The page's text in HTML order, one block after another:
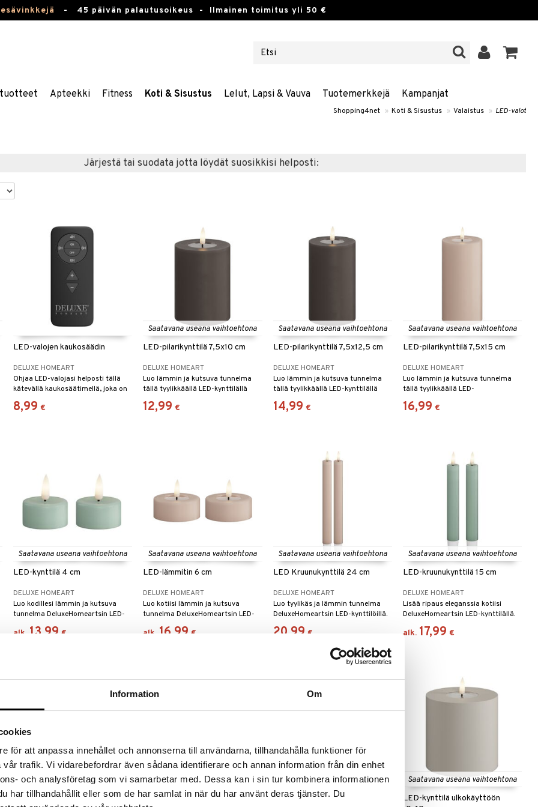
Information Om
för att anpassa innehållet och annonserna till användarna, tillhandahålla funktioner för
trafik. Vi vidarebefordrar även sådana identifierare och annan information från din enhet
och analysföretag som vi samarbetar med. Dessa kan i sin tur kombinera informationen
har tillhandahållit eller som de har samlat in när du har använt deras tjänster. Du
- 45 päivän palautusoikeus - Ilmainen toimitus yli 50 €
Apteekki Fitness Koti & Sisustus Lelut, Lapsi & Vauva Tuotemerkkejä Kampanjat
Shopping4net » Koti & Sisustus » Valaistus » LED-valot
Järjestä tai suodata jotta löydät suosikkisi helposti:
LED-valojen kaukosäädin
DELUXE HOMEART
Ohjaa LED-valojasi helposti tällä
kätevällä kaukosäätimellä, joka on
erityisesti suunniteltu
DeluxeHomeart-valoille.
8,99 €
Saatavana useana vaihtoehtona
LED-pilarikynttilä 7,5x10 cm
DELUXE HOMEART
Luo lämmin ja kutsuva tunnelma
tällä tyylikkäällä LED-kynttilällä
DeluxeHomeartilta.
12,99 €
Saatavana useana vaihtoehtona
LED-pilarikynttilä 7,5x12,5 cm
DELUXE HOMEART
Luo lämmin ja kutsuva tunnelma
tällä tyylikkäällä LED-kynttilällä
DeluxeHomeartilta.
14,99 €
Saatavana useana vaihtoehtona
LED-pilarikynttilä 7,5x15 cm
DELUXE HOMEART
Luo lämmin ja kutsuva tunnelma
tällä tyylikkäällä LED-
loistokynttilällä DeluxeHomeartilta.
16,99 €
Saatavana useana vaihtoehtona
LED-kynttilä 4 cm
DELUXE HOMEART
Luo kodillesi lämmin ja kutsuva
tunnelma DeluxeHomeartsin LED-
tuikkukynttilöillä.
alk. 13,99 €
Saatavana useana vaihtoehtona
LED-lämmitin 6 cm
DELUXE HOMEART
Luo kotiisi lämmin ja kutsuva
tunnelma DeluxeHomeartsin LED-
tuikkukynttilöillä.
alk. 16,99 €
Saatavana useana vaihtoehtona
LED Kruunukynttilä 24 cm
DELUXE HOMEART
Luo tyylikäs ja lämmin tunnelma
DeluxeHomeartsin LED-kynttilöillä.
20,99 €
Saatavana useana vaihtoehtona
LED-kruunukynttilä 15 cm
DELUXE HOMEART
Lisää ripaus eleganssia kotiisi
DeluxeHomeartsin LED-kynttilällä.
alk. 17,99 €
Saatavana useana vaihtoehtona
LED-loistokynttilä ulkokäyttöön
Saatavana useana vaihtoehtona
LED kynttilä Ulkokäyttöön
Saatavana useana vaihtoehtona
LED-kynttilä ulkokäyttöön
Saatavana useana vaihtoehtona
LED-kynttilä ulkokäyttöön